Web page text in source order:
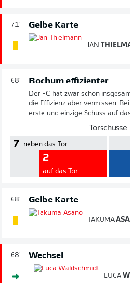
71' Gelbe Karte
JAN
68' Bochum effizienter
Der FC hat zwar schon
die Effizienz aber vermissen.
erste und einzige Schuss auf
Torschüsse
7 neben das Tor
2
auf das Tor
68' Gelbe Karte
TAKUMA
68' Wechsel
LUCA